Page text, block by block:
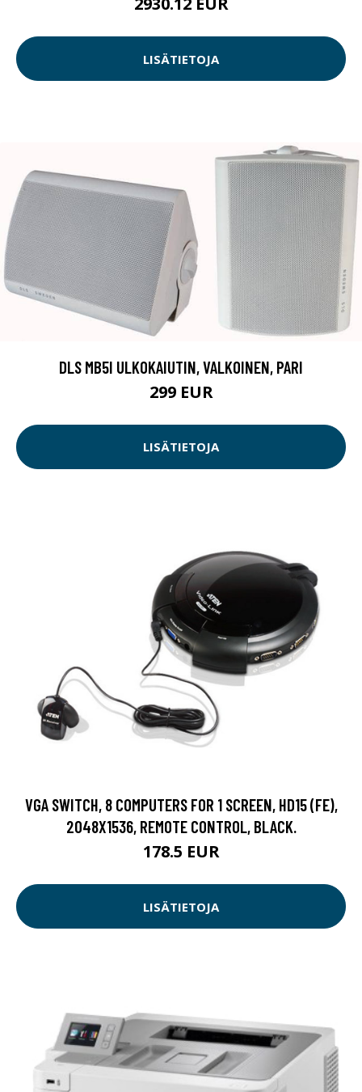
LISÄTIETOJA
DLS MB5I ULKOKAIUTIN, VALKOINEN, PARI
299 EUR
LISÄTIETOJA
VGA SWITCH, 8 COMPUTERS FOR 1 SCREEN, HD15 (FE),
2048X1536, REMOTE CONTROL, BLACK.
178.5 EUR
LISÄTIETOJA